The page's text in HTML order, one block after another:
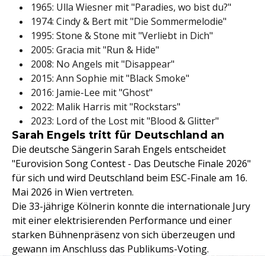
1965: Ulla Wiesner mit "Paradies, wo bist du?"
1974: Cindy & Bert mit "Die Sommermelodie"
1995: Stone & Stone mit "Verliebt in Dich"
2005: Gracia mit "Run & Hide"
2008: No Angels mit "Disappear"
2015: Ann Sophie mit "Black Smoke"
2016: Jamie-Lee mit "Ghost"
2022: Malik Harris mit "Rockstars"
2023: Lord of the Lost mit "Blood & Glitter"
Sarah Engels tritt für Deutschland an
Die deutsche Sängerin Sarah Engels entscheidet
"Eurovision Song Contest - Das Deutsche Finale 2026"
für sich und wird Deutschland beim ESC-Finale am 16.
Mai 2026 in Wien vertreten.
Die 33-jährige Kölnerin konnte die internationale Jury
mit einer elektrisierenden Performance und einer
starken Bühnenpräsenz von sich überzeugen und
gewann im Anschluss das Publikums-Voting.